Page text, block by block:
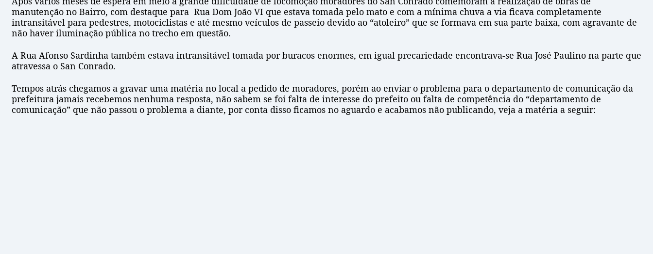
manutenção no Bairro, com destaque para Rua Dom João VI que estava tomada pelo mato e com a mínima chuva a via ficava completamente
intransitável para pedestres, motociclistas e até mesmo veículos de passeio devido ao “atoleiro” que se formava em sua parte baixa, com agravante de
não haver iluminação pública no trecho em questão.
A Rua Afonso Sardinha também estava intransitável tomada por buracos enormes, em igual precariedade encontrava-se Rua José Paulino na parte que
atravessa o San Conrado.
Tempos atrás chegamos a gravar uma matéria no local a pedido de moradores, porém ao enviar o problema para o departamento de comunicação da
prefeitura jamais recebemos nenhuma resposta, não sabem se foi falta de interesse do prefeito ou falta de competência do “departamento de
comunicação” que não passou o problema a diante, por conta disso ficamos no aguardo e acabamos não publicando, veja a matéria a seguir: